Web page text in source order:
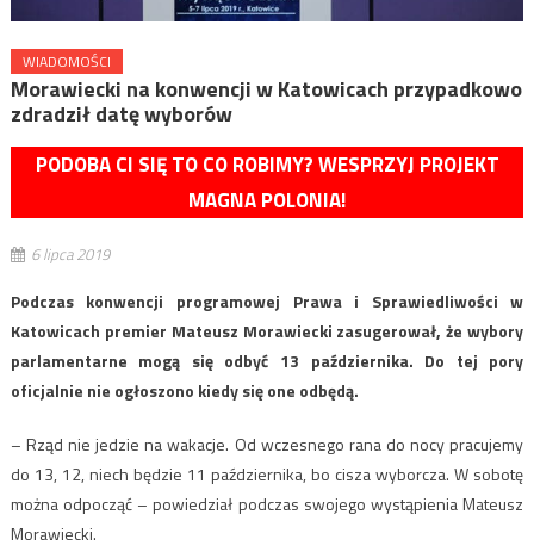
WIADOMOŚCI
Morawiecki na konwencji w Katowicach przypadkowo
zdradził datę wyborów
PODOBA CI SIĘ TO CO ROBIMY? WESPRZYJ PROJEKT
MAGNA POLONIA!
6 lipca 2019
Podczas konwencji programowej Prawa i Sprawiedliwości w
Katowicach premier Mateusz Morawiecki zasugerował, że wybory
parlamentarne mogą się odbyć 13 października. Do tej pory
oficjalnie nie ogłoszono kiedy się one odbędą.
– Rząd nie jedzie na wakacje. Od wczesnego rana do nocy pracujemy
do 13, 12, niech będzie 11 października, bo cisza wyborcza. W sobotę
można odpocząć – powiedział podczas swojego wystąpienia Mateusz
Morawiecki.